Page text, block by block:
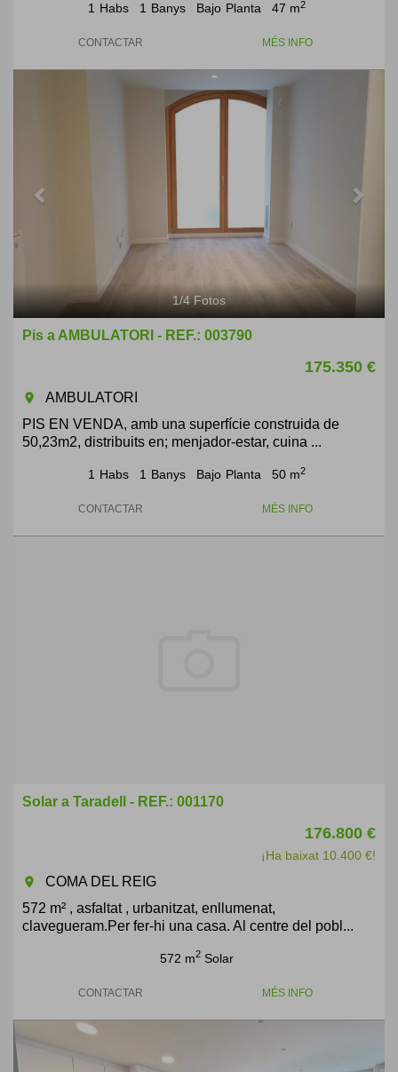
1 Habs 1 Banys Bajo Planta 47 m2
CONTACTAR MÉS INFO
1/4Fotos
Pis a AMBULATORI - REF.: 003790
175.350 €
room
AMBULATORI
PIS EN VENDA, amb una superfície construida de
50,23m2, distribuits en; menjador-estar, cuina ...
1 Habs 1 Banys Bajo Planta 50 m2
CONTACTAR MÉS INFO
Solar a Taradell - REF.: 001170
176.800 €
¡Ha baixat 10.400 €!
room
COMA DEL REIG
572 m² , asfaltat , urbanitzat, enllumenat,
clavegueram.Per fer-hi una casa. Al centre del pobl...
572 m2 Solar
CONTACTAR MÉS INFO
Previous